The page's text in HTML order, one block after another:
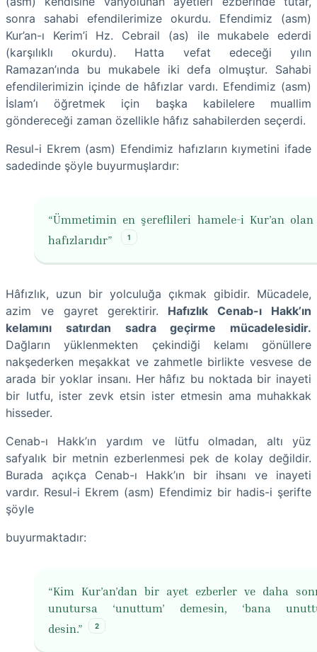
sonra sahabi efendilerimize okurdu. Efendimiz (asm)
Kur’an-ı Kerim’i Hz. Cebrail (as) ile mukabele ederdi
(karşılıklı okurdu). Hatta vefat edeceği yılın
Ramazan’ında bu mukabele iki defa olmuştur. Sahabi
efendilerimizin içinde de hâfızlar vardı. Efendimiz (asm)
İslam’ı öğretmek için başka kabilelere muallim
göndereceği zaman özellikle hâfız sahabilerden seçerdi.
Resul-i Ekrem (asm) Efendimiz hafızların kıymetini ifade
sadedinde şöyle buyurmuşlardır:
“Ümmetimin en şereflileri hamele-i Kur’an olan
hafızlarıdır”
1
Hâfızlık, uzun bir yolculuğa çıkmak gibidir. Mücadele,
azim ve gayret gerektirir. Hafızlık Cenab-ı Hakk’ın
kelamını satırdan sadra geçirme mücadelesidir.
Dağların yüklenmekten çekindiği kelamı gönüllere
nakşederken meşakkat ve zahmetle birlikte vesvese de
arada bir yoklar insanı. Her hâfız bu noktada bir inayeti
bir lutfu, ister zevk etsin ister etmesin ama muhakkak
hisseder.
Cenab-ı Hakk’ın yardım ve lütfu olmadan, altı yüz
safyalık bir metnin ezberlenmesi pek de kolay değildir.
Burada açıkça Cenab-ı Hakk’ın bir ihsanı ve inayeti
vardır. Resul-i Ekrem (asm) Efendimiz bir hadis-i şerifte
şöyle
buyurmaktadır:
“Kim Kur’an’dan bir ayet ezberler ve daha
unutursa ‘unuttum’ demesin, ‘bana
desin.”
2